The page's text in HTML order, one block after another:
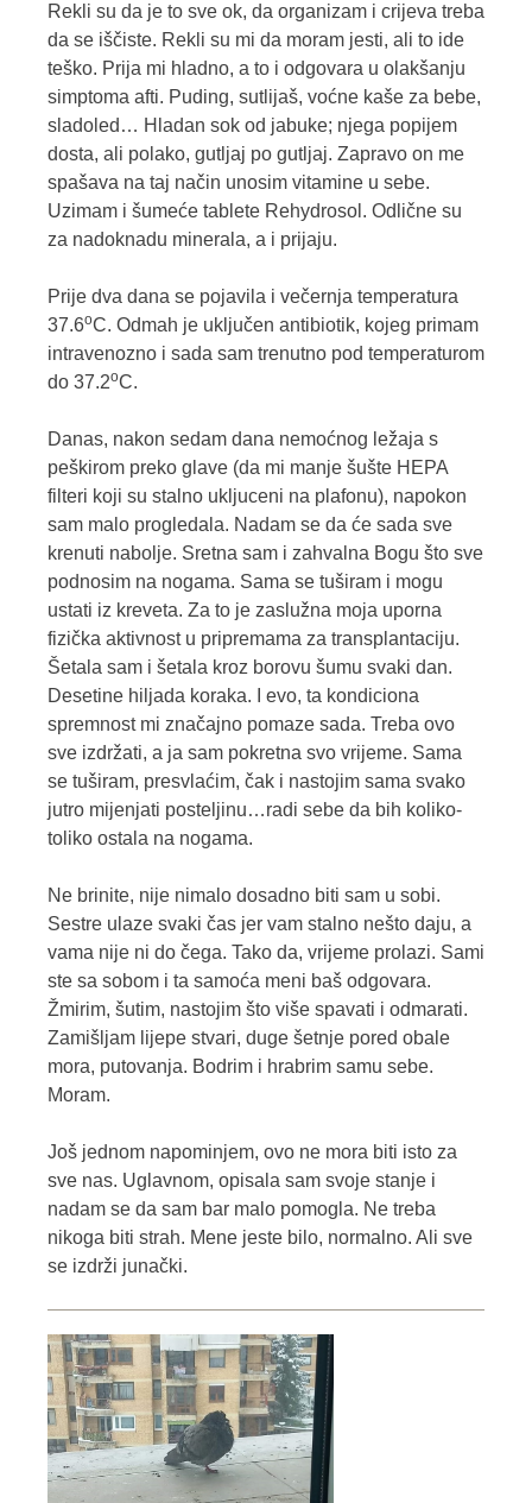
Rekli su da je to sve ok, da organizam i crijeva treba
da se iščiste. Rekli su mi da moram jesti, ali to ide
teško. Prija mi hladno, a to i odgovara u olakšanju
simptoma afti. Puding, sutlijaš, voćne kaše za bebe,
sladoled… Hladan sok od jabuke; njega popijem
dosta, ali polako, gutljaj po gutljaj. Zapravo on me
spašava na taj način unosim vitamine u sebe.
Uzimam i šumeće tablete Rehydrosol. Odlične su
za nadoknadu minerala, a i prijaju.
Prije dva dana se pojavila i večernja temperatura
37.6oC. Odmah je uključen antibiotik, kojeg primam
intravenozno i sada sam trenutno pod temperaturom
do 37.2oC.
Danas, nakon sedam dana nemoćnog ležaja s
peškirom preko glave (da mi manje šušte HEPA
filteri koji su stalno ukljuceni na plafonu), napokon
sam malo progledala. Nadam se da će sada sve
krenuti nabolje. Sretna sam i zahvalna Bogu što sve
podnosim na nogama. Sama se tuširam i mogu
ustati iz kreveta. Za to je zaslužna moja uporna
fizička aktivnost u pripremama za transplantaciju.
Šetala sam i šetala kroz borovu šumu svaki dan.
Desetine hiljada koraka. I evo, ta kondiciona
spremnost mi značajno pomaze sada. Treba ovo
sve izdržati, a ja sam pokretna svo vrijeme. Sama
se tuširam, presvlaćim, čak i nastojim sama svako
jutro mijenjati posteljinu…radi sebe da bih koliko-
toliko ostala na nogama.
Ne brinite, nije nimalo dosadno biti sam u sobi.
Sestre ulaze svaki čas jer vam stalno nešto daju, a
vama nije ni do čega. Tako da, vrijeme prolazi. Sami
ste sa sobom i ta samoća meni baš odgovara.
Žmirim, šutim, nastojim što više spavati i odmarati.
Zamišljam lijepe stvari, duge šetnje pored obale
mora, putovanja. Bodrim i hrabrim samu sebe.
Moram.
Još jednom napominjem, ovo ne mora biti isto za
sve nas. Uglavnom, opisala sam svoje stanje i
nadam se da sam bar malo pomogla. Ne treba
nikoga biti strah. Mene jeste bilo, normalno. Ali sve
se izdrži junački.